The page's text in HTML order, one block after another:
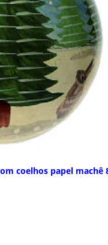
coelhos papel machê